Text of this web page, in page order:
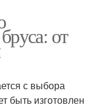
от
с выбора
быть изготовлен